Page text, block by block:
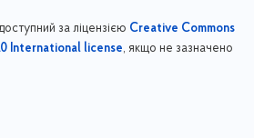
за ліцензією Creative Commons
International license, якщо не зазначено